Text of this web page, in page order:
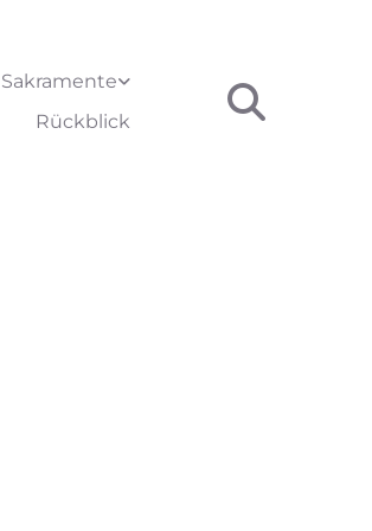
Sakramente
Rückblick